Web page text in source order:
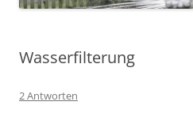
Wasserfilterung
2 Antworten